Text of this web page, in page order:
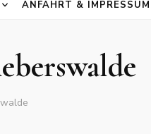
ANFAHRT & IMPRESSUM